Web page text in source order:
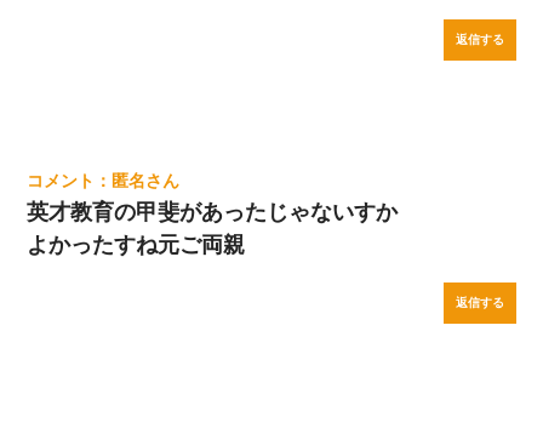
返信する
匿名
英才教育の甲斐があったじゃないすか
よかったすね元ご両親
返信する